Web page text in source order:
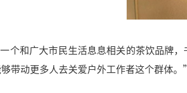
个和广大市民生活息息相关的茶饮品牌
带动更多人去关爱户外工作者这个群体